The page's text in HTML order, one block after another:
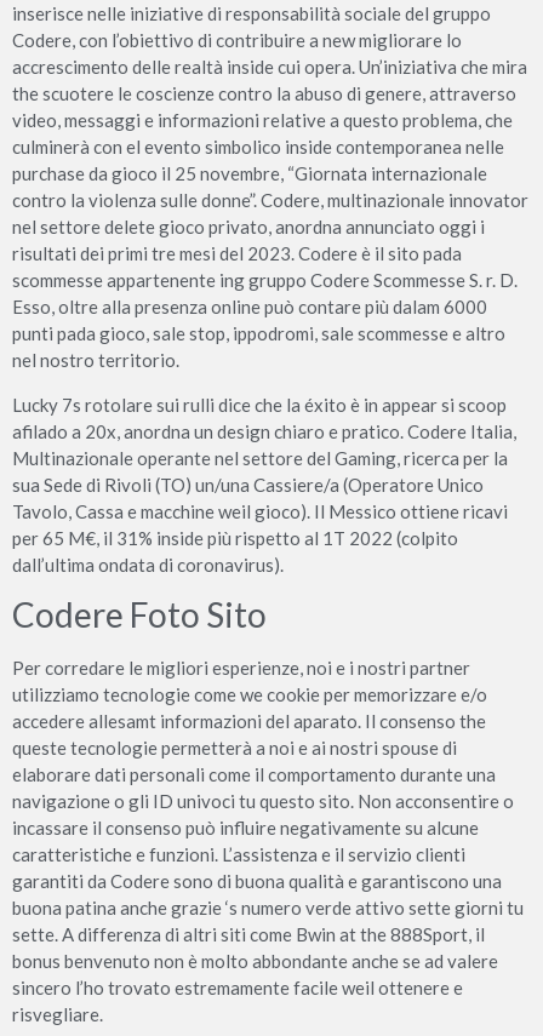
inserisce nelle iniziative di responsabilità sociale del gruppo
Codere, con l’obiettivo di contribuire a new migliorare lo
accrescimento delle realtà inside cui opera. Un’iniziativa che mira
the scuotere le coscienze contro la abuso di genere, attraverso
video, messaggi e informazioni relative a questo problema, che
culminerà con el evento simbolico inside contemporanea nelle
purchase da gioco il 25 novembre, “Giornata internazionale
contro la violenza sulle donne”. Codere, multinazionale innovator
nel settore delete gioco privato, anordna annunciato oggi i
risultati dei primi tre mesi del 2023. Codere è il sito pada
scommesse appartenente ing gruppo Codere Scommesse S. r. D.
Esso, oltre alla presenza online può contare più dalam 6000
punti pada gioco, sale stop, ippodromi, sale scommesse e altro
nel nostro territorio.
Lucky 7s rotolare sui rulli dice che la éxito è in appear si scoop
afilado a 20x, anordna un design chiaro e pratico. Codere Italia,
Multinazionale operante nel settore del Gaming, ricerca per la
sua Sede di Rivoli (TO) un/una Cassiere/a (Operatore Unico
Tavolo, Cassa e macchine weil gioco). Il Messico ottiene ricavi
per 65 M€, il 31% inside più rispetto al 1T 2022 (colpito
dall’ultima ondata di coronavirus).
Codere Foto Sito
Per corredare le migliori esperienze, noi e i nostri partner
utilizziamo tecnologie come we cookie per memorizzare e/o
accedere allesamt informazioni del aparato. Il consenso the
queste tecnologie permetterà a noi e ai nostri spouse di
elaborare dati personali come il comportamento durante una
navigazione o gli ID univoci tu questo sito. Non acconsentire o
incassare il consenso può influire negativamente su alcune
caratteristiche e funzioni. L’assistenza e il servizio clienti
garantiti da Codere sono di buona qualità e garantiscono una
buona patina anche grazie ‘s numero verde attivo sette giorni tu
sette. A differenza di altri siti come Bwin at the 888Sport, il
bonus benvenuto non è molto abbondante anche se ad valere
sincero l’ho trovato estremamente facile weil ottenere e
risvegliare.